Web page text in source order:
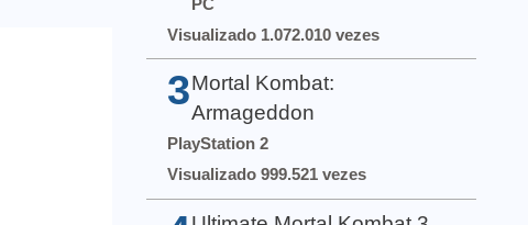
PC
Visualizado 1.072.010 vezes
3 Mortal Kombat:
Armageddon
PlayStation 2
Visualizado 999.521 vezes